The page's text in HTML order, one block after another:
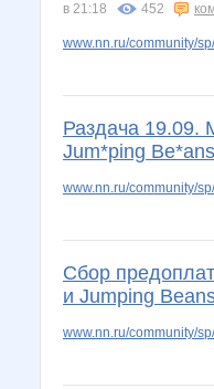
iorkclub
ku-ku-shonok
в 21:18 452
www.nn.ru/community/
Раздача 19.09.
Jum*ping Be*ans
www.nn.ru/community/
Сбор
и Jumping
www.nn.ru/community/